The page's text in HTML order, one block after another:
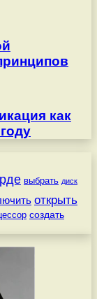
как
выбрать диск
открыть
создать